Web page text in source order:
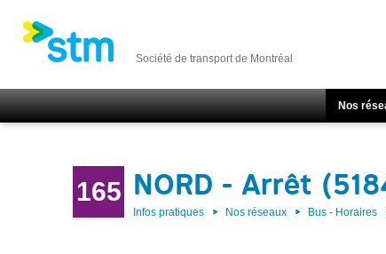
Société de transport de Montréal
Nos
165 NORD - Arrêt
Infos pratiques Nos réseaux Bus - Horaires